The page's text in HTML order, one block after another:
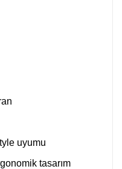
uyumu
tasarım